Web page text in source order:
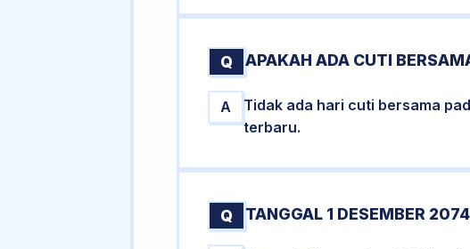
Q APAKAH ADA CUTI
A
Tidak ada hari cuti bersama
terbaru.
Q TANGGAL 1 DESEMBER